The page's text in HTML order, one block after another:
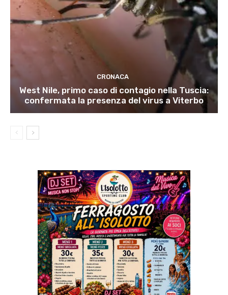
CRONACA
West Nile, primo caso di contagio nella Tuscia:
confermata la presenza del virus a Viterbo